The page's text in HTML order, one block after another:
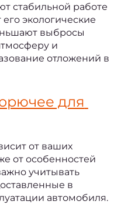
стабильной работе
экологические
выбросы
и
отложений в
для
от ваших
от особенностей
учитывать
в
автомобиля.